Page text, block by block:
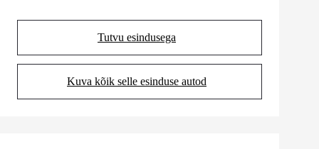
Tutvu esindusega
(Opens in new tab)
Kuva kõik selle esinduse autod
(Opens in new tab)